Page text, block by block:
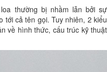
thường bị nhầm lẫn bởi sự
tới cả tên gọi. Tuy nhiên, 2 kiểu
về hình thức, cấu trúc kỹ thuật